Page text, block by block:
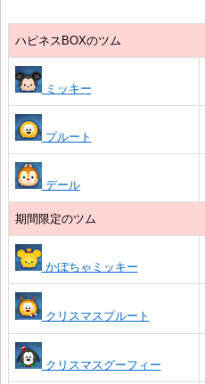
ハピネスBOXのツム
ミッキー
プルート
デール
期間限定のツム
かぼちゃミッキー
クリスマスプルート
クリスマスグーフィー